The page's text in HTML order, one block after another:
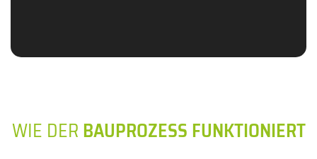
WIE DERBAUPROZESS FUNKTIONIERT